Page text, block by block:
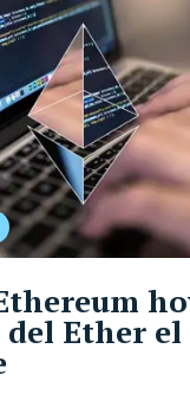
Ether el